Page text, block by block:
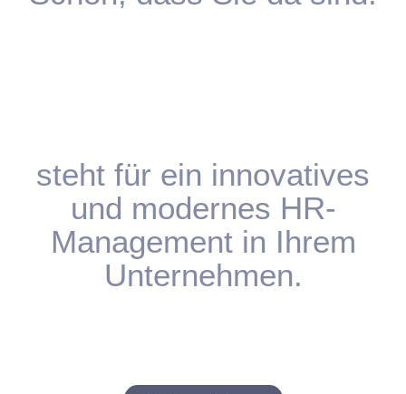
steht für ein innovatives
und modernes HR-
Management in Ihrem
Unternehmen.